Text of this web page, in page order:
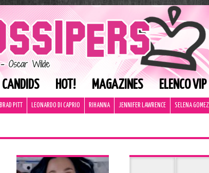
CANDIDS HOT! MAGAZINES ELENCO VIP
BRAD PITT LEONARDO DI CAPRIO RIHANNA JENNIFER LAWRENCE SELENA GOMEZ